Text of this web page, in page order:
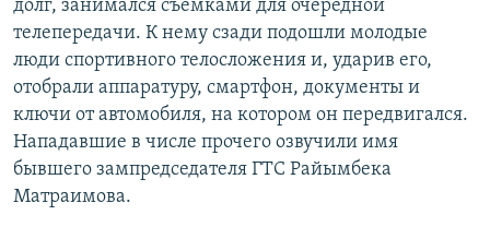
долг, занимался съемками для очередной
телепередачи. К нему сзади подошли молодые
люди спортивного телосложения и, ударив его,
отобрали аппаратуру, смартфон, документы и
ключи от автомобиля, на котором он передвигался.
Нападавшие в числе прочего озвучили имя
бывшего зампредседателя ГТС Райымбека
Матраимова.